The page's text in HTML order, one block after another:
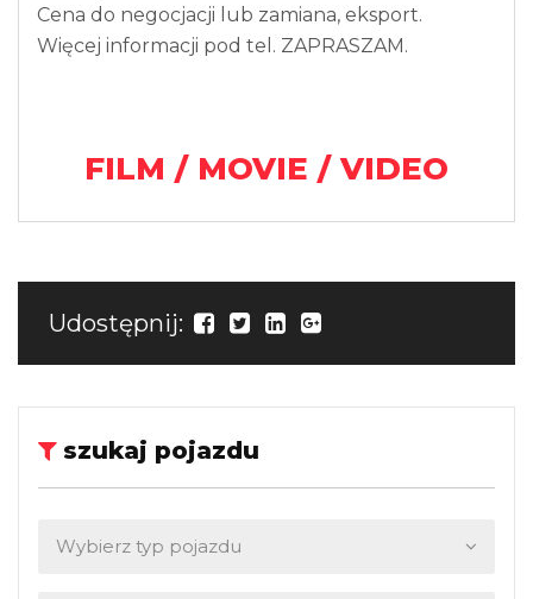
Cena do negocjacji lub zamiana, eksport.
Więcej informacji pod tel. ZAPRASZAM.
FILM / MOVIE / VIDEO
Udostępnij:
szukaj pojazdu